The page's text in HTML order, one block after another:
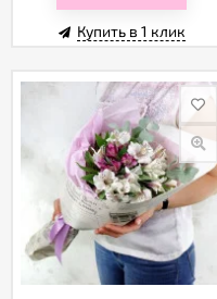
Купить в 1 клик